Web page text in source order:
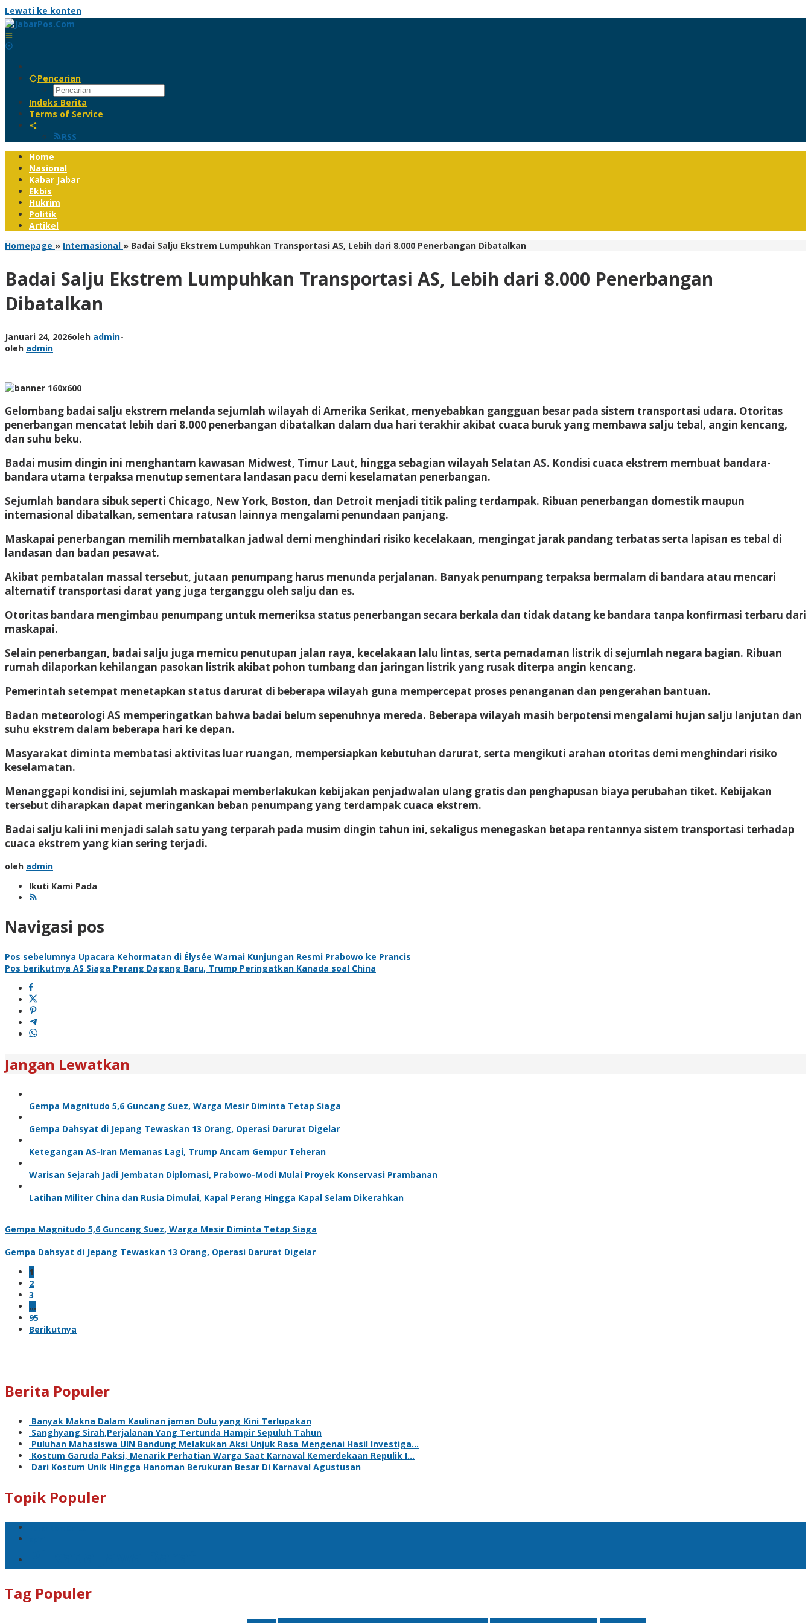
Lewati ke konten
Pencarian
Indeks Berita
Terms of Service
RSS
Home
Nasional
Kabar Jabar
Ekbis
Hukrim
Politik
Artikel
Homepage » Internasional » Badai Salju Ekstrem Lumpuhkan Transportasi AS, Lebih dari 8.000 Penerbangan Dibatalkan
Badai Salju Ekstrem Lumpuhkan Transportasi AS, Lebih dari 8.000 Penerbangan
Dibatalkan
Januari 24, 2026oleh admin-
oleh admin
Gelombang badai salju ekstrem melanda sejumlah wilayah di Amerika Serikat, menyebabkan gangguan besar pada sistem transportasi udara. Otoritas
penerbangan mencatat lebih dari 8.000 penerbangan dibatalkan dalam dua hari terakhir akibat cuaca buruk yang membawa salju tebal, angin kencang,
dan suhu beku.
Badai musim dingin ini menghantam kawasan Midwest, Timur Laut, hingga sebagian wilayah Selatan AS. Kondisi cuaca ekstrem membuat bandara-
bandara utama terpaksa menutup sementara landasan pacu demi keselamatan penerbangan.
Sejumlah bandara sibuk seperti Chicago, New York, Boston, dan Detroit menjadi titik paling terdampak. Ribuan penerbangan domestik maupun
internasional dibatalkan, sementara ratusan lainnya mengalami penundaan panjang.
Maskapai penerbangan memilih membatalkan jadwal demi menghindari risiko kecelakaan, mengingat jarak pandang terbatas serta lapisan es tebal di
landasan dan badan pesawat.
Akibat pembatalan massal tersebut, jutaan penumpang harus menunda perjalanan. Banyak penumpang terpaksa bermalam di bandara atau mencari
alternatif transportasi darat yang juga terganggu oleh salju dan es.
Otoritas bandara mengimbau penumpang untuk memeriksa status penerbangan secara berkala dan tidak datang ke bandara tanpa konfirmasi terbaru dari
maskapai.
Selain penerbangan, badai salju juga memicu penutupan jalan raya, kecelakaan lalu lintas, serta pemadaman listrik di sejumlah negara bagian. Ribuan
rumah dilaporkan kehilangan pasokan listrik akibat pohon tumbang dan jaringan listrik yang rusak diterpa angin kencang.
Pemerintah setempat menetapkan status darurat di beberapa wilayah guna mempercepat proses penanganan dan pengerahan bantuan.
Badan meteorologi AS memperingatkan bahwa badai belum sepenuhnya mereda. Beberapa wilayah masih berpotensi mengalami hujan salju lanjutan dan
suhu ekstrem dalam beberapa hari ke depan.
Masyarakat diminta membatasi aktivitas luar ruangan, mempersiapkan kebutuhan darurat, serta mengikuti arahan otoritas demi menghindari risiko
keselamatan.
Menanggapi kondisi ini, sejumlah maskapai memberlakukan kebijakan penjadwalan ulang gratis dan penghapusan biaya perubahan tiket. Kebijakan
tersebut diharapkan dapat meringankan beban penumpang yang terdampak cuaca ekstrem.
Badai salju kali ini menjadi salah satu yang terparah pada musim dingin tahun ini, sekaligus menegaskan betapa rentannya sistem transportasi terhadap
cuaca ekstrem yang kian sering terjadi.
oleh admin
Ikuti Kami Pada
Navigasi pos
Pos sebelumnya Upacara Kehormatan di Élysée Warnai Kunjungan Resmi Prabowo ke Prancis
Pos berikutnya AS Siaga Perang Dagang Baru, Trump Peringatkan Kanada soal China
Jangan Lewatkan
Gempa Magnitudo 5,6 Guncang Suez, Warga Mesir Diminta Tetap Siaga
Gempa Dahsyat di Jepang Tewaskan 13 Orang, Operasi Darurat Digelar
Ketegangan AS-Iran Memanas Lagi, Trump Ancam Gempur Teheran
Warisan Sejarah Jadi Jembatan Diplomasi, Prabowo-Modi Mulai Proyek Konservasi Prambanan
Latihan Militer China dan Rusia Dimulai, Kapal Perang Hingga Kapal Selam Dikerahkan
Gempa Magnitudo 5,6 Guncang Suez, Warga Mesir Diminta Tetap Siaga
Gempa Dahsyat di Jepang Tewaskan 13 Orang, Operasi Darurat Digelar
1
2
3
…
95
Berikutnya
Berita Populer
Banyak Makna Dalam Kaulinan jaman Dulu yang Kini Terlupakan
Sanghyang Sirah,Perjalanan Yang Tertunda Hampir Sepuluh Tahun
Puluhan Mahasiswa UIN Bandung Melakukan Aksi Unjuk Rasa Mengenai Hasil Investiga…
Kostum Garuda Paksi, Menarik Perhatian Warga Saat Karnaval Kemerdekaan Repulik I…
Dari Kostum Unik Hingga Hanoman Berukuran Besar Di Karnaval Agustusan
Topik Populer
Tag Populer